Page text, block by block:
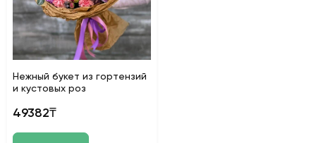
Нежный букет из гортензий
и кустовых роз
49382₸